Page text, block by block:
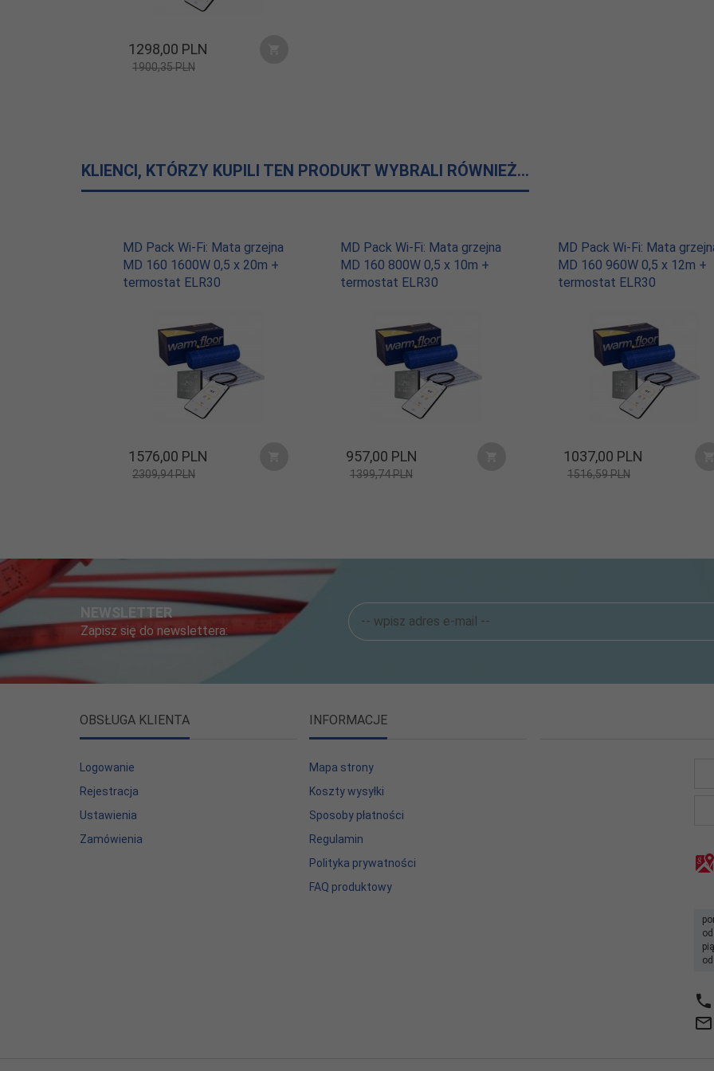
maty:
Powierzchnia
1298,00 PLN
1900,35 PLN
KLIENCI, KTÓRZY KUPILI TEN PRODUKT WYBRALI RÓWNIEŻ...
MD Pack Wi-Fi: Mata grzejna
MD 160 1600W 0,5 x 20m +
termostat ELR30
1576,00 PLN
2309,94 PLN
MD Pack Wi-Fi: Mata grzejna
MD 160 800W 0,5 x 10m +
termostat ELR30
957,00 PLN
1399,74 PLN
MD Pack Wi-Fi: Mata
MD 160 960W 0,5 x 12m +
termostat ELR30
1037,00 PLN
1516,59 PLN
NEWSLETTER
Zapisz się do newslettera:
OBSŁUGA KLIENTA
Logowanie
Rejestracja
Ustawienia
Zamówienia
INFORMACJE
Mapa strony
Koszty wysyłki
Sposoby płatności
Regulamin
Polityka prywatności
FAQ produktowy